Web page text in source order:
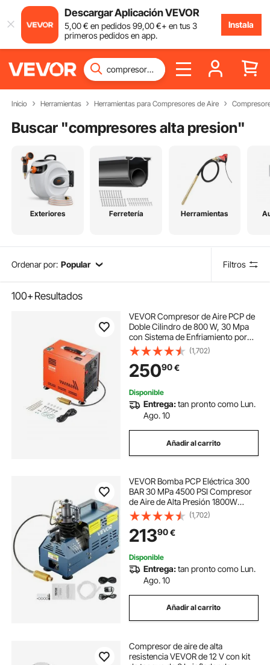
Descargar Aplicación VEVOR
5,00€ en pedidos99,00€+ en tus 3
primeros pedidos en app.
Instala
Inicio Herramientas Herramientas para Compresores de Aire
Buscar "compresores alta presion"
Exteriores Ferretería Herramientas
Ordenar por: Popular Filtros
100+Resultados
VEVOR Compresor de Aire PCP de
Doble Cilindro de 800 W, 30 Mpa
con Sistema de Enfriamiento por
Ventilador Incorporado, Parada
Automática para Rifle Aire
Comprimido, Botella Buceo, 370 x
180 x 350 mm
(1,702)
25090€
Disponible
Entrega:tan pronto como Lun.
Ago. 10
Añadir al carrito
VEVOR Bomba PCP Eléctrica 300
BAR 30 MPa 4500 PSI Compresor
de Aire de Alta Presión 1800W
Bomba de Aire de Alta Presión
37x18x40 cm Apagado
Automático, Separador de Agua y
Aceite para Tanque de Buceo
(1,702)
21390€
Disponible
Entrega:tan pronto como Lun.
Ago. 10
Añadir al carrito
Compresor de aire de alta
resistencia VEVOR de 12 V con kit